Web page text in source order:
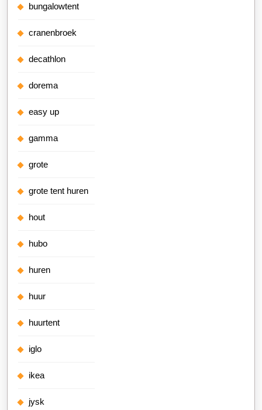
bungalowtent
cranenbroek
decathlon
dorema
easy up
gamma
grote
grote tent huren
hout
hubo
huren
huur
huurtent
iglo
ikea
jysk